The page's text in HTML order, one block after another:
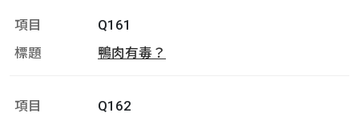
Q161
鴨肉有毒？
Q162